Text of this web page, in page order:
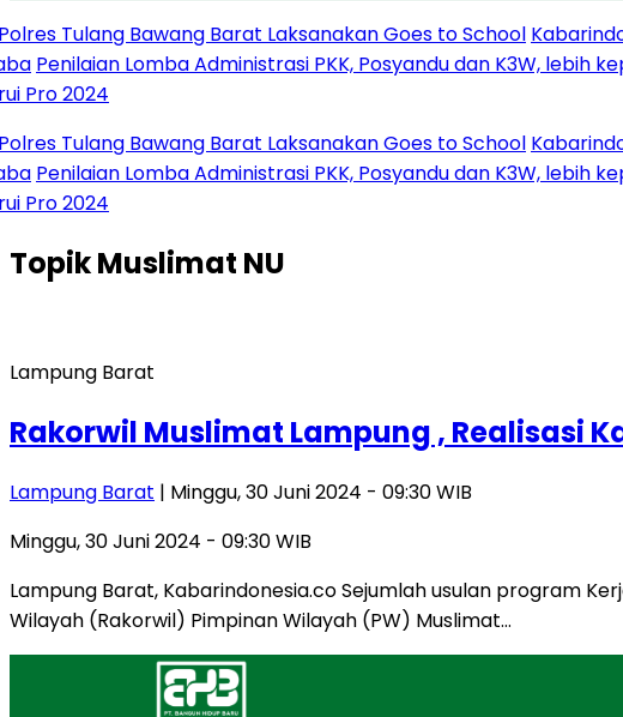
Tulang Bawang Barat Laksanakan Goes to School
Penilaian Lomba Administrasi PKK, Posyandu dan K3W, lebih
2024
Tulang Bawang Barat Laksanakan Goes to School
Penilaian Lomba Administrasi PKK, Posyandu dan K3W, lebih
2024
TopikMuslimat NU
Lampung Barat
Rakorwil Muslimat Lampung , Realisasi
Lampung Barat | Minggu, 30 Juni 2024 - 09:30 WIB
Minggu, 30 Juni 2024 - 09:30 WIB
Lampung Barat, Kabarindonesia.co Sejumlah usulan program
Wilayah (Rakorwil) Pimpinan Wilayah (PW) Muslimat…